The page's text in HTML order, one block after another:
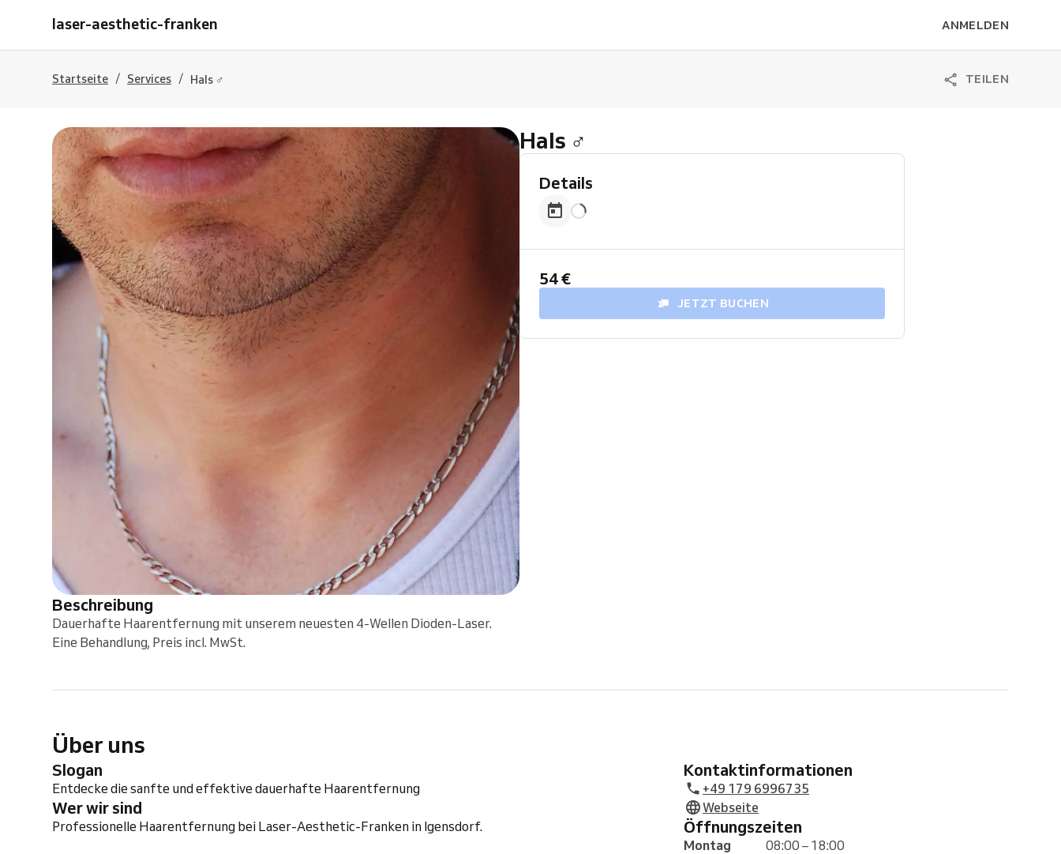
laser-aesthetic-franken ANMELDEN
Startseite / Services / Hals ♂ TEILEN
Beschreibung
Dauerhafte Haarentfernung mit unserem neuesten 4-Wellen Dioden-Laser.
Eine Behandlung, Preis incl. MwSt.
Hals ♂
Details
54 €
JETZT BUCHEN
Über uns
Slogan
Entdecke die sanfte und effektive dauerhafte Haarentfernung
Wer wir sind
Professionelle Haarentfernung bei Laser-Aesthetic-Franken in Igensdorf.
Kontaktinformationen
+49 179 6996735
Webseite
Öffnungszeiten
Montag
08:00 – 18:00